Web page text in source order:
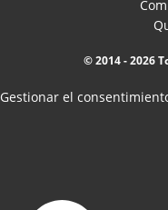
© 2014 - 2026
Gestionar el